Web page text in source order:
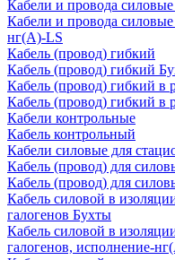
Кабели и провода
Кабели и провода
нг(А)-LS
Кабель (провод) гибкий
Кабель (провод) гибкий
Кабель (провод) гибкий в
Кабель (провод) гибкий в
Кабели контрольные
Кабель контрольный
Кабели силовые для
Кабель (провод) для
Кабель (провод) для
Кабель силовой в
галогенов Бухты
Кабель силовой в
галогенов, исполнение-